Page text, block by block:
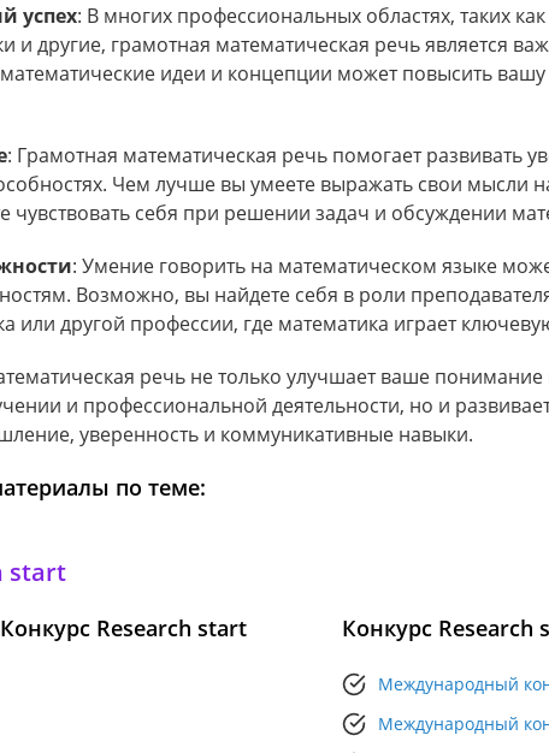
успех: В многих профессиональных областях, таких
и другие, грамотная математическая речь является
идеи и концепции может повысить вашу
: Грамотная математическая речь помогает развивать
Чем лучше вы умеете выражать свои мысли
чувствовать себя при решении задач и обсуждении
: Умение говорить на математическом языке
Возможно, вы найдете себя в роли
или другой профессии, где математика играет
речь не только улучшает ваше
и профессиональной деятельности, но и
уверенность и коммуникативные навыки.
по теме:
start
Research start Конкурс Research
Международный
Международный